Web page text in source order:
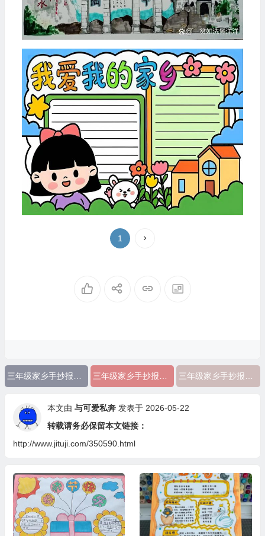
1
本文由 与可爱私奔发表于 2026-05-22
转载请务必保留本文链接：
http://www.jituji.com/350590.html